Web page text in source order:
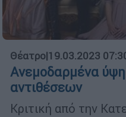
Θέατρο|19.03.2023
Ανεμοδαρμένα
αντιθέσεων
Κριτική από την